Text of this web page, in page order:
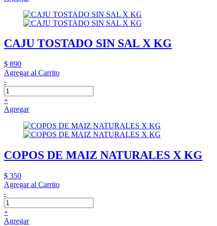
CAJU TOSTADO SIN SAL X KG
$ 890
Agregar al Carrito
-
+
Agregar
COPOS DE MAIZ NATURALES X KG
$ 350
Agregar al Carrito
-
+
Agregar